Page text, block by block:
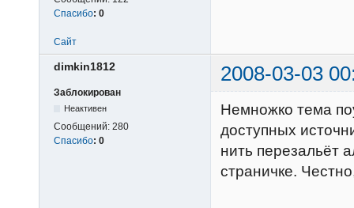
Спасибо: 0
Сайт
dimkin1812 2008-03-03
Заблокирован
Неактивен
Сообщений: 280
Спасибо: 0
Немножко тема
доступных
нить перезальёт
страничке.